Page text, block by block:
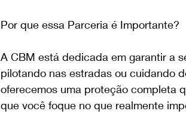
Por que essa Parceria é Importante?
A CBM está dedicada em garantir a
pilotando nas estradas ou cuidando
oferecemos uma proteção completa
que você foque no que realmente